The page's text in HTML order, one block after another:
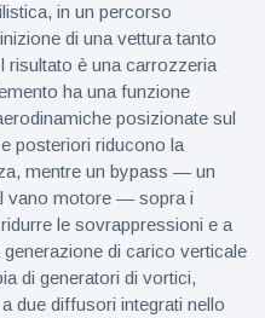
in un percorso
di una vettura tanto
risultato è una carrozzeria
ha una funzione
posizionate sul
posteriori riducono la
mentre un bypass — un
vano motore — sopra i
le sovrappressioni e a
di carico verticale
di generatori di vortici,
due diffusori integrati nello